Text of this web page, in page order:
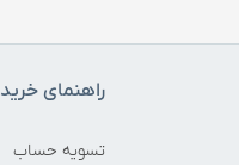
راهنمای خرید
تسویه حساب